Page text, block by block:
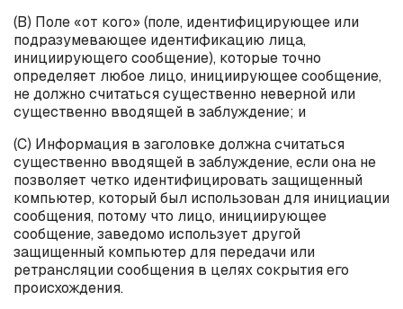
(B) Поле «от кого» (поле, идентифицирующее или
подразумевающее идентификацию лица,
инициирующего сообщение), которые точно
определяет любое лицо, инициирующее сообщение,
не должно считаться существенно неверной или
существенно вводящей в заблуждение; и
(C) Информация в заголовке должна считаться
существенно вводящей в заблуждение, если она не
позволяет четко идентифицировать защищенный
компьютер, который был использован для инициации
сообщения, потому что лицо, инициирующее
сообщение, заведомо использует другой
защищенный компьютер для передачи или
ретрансляции сообщения в целях сокрытия его
происхождения.